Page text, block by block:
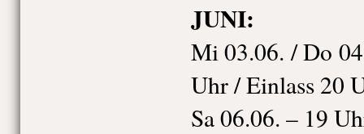
JUNI:
Mi 03.06. / Do
Uhr / Einlass 20
Sa 06.06. – 19